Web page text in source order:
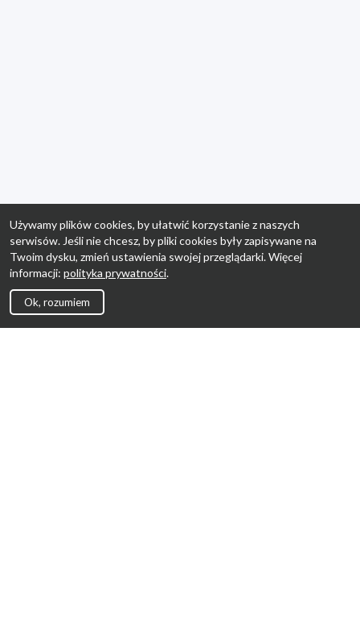
Używamy plików cookies, by ułatwić korzystanie z naszych
serwisów. Jeśli nie chcesz, by pliki cookies były zapisywane na
Twoim dysku, zmień ustawienia swojej przeglądarki. Więcej
informacji: polityka prywatności.
Ok, rozumiem